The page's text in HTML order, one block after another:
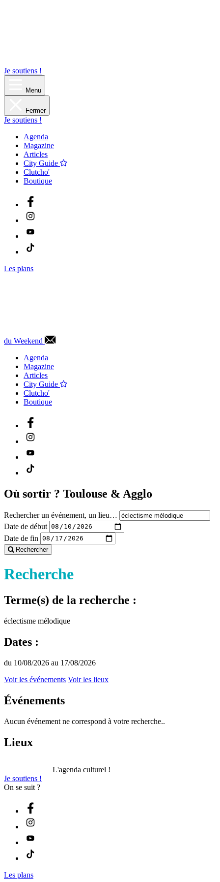
Je soutiens !
Menu
Fermer
Je soutiens !
Agenda
Magazine
Articles
City Guide
Clutcho'
Boutique
Les plans
du Weekend
Agenda
Magazine
Articles
City Guide
Clutcho'
Boutique
Où sortir ? Toulouse & Agglo
Rechercher un événement, un lieu…
Date de début
Date de fin
Rechercher
Recherche
Terme(s) de la recherche :
éclectisme mélodique
Dates :
du 10/08/2026 au 17/08/2026
Voir les événements Voir les lieux
Événements
Aucun événement ne correspond à votre recherche..
Lieux
L'agenda culturel !
Je soutiens !
On se suit ?
Les plans